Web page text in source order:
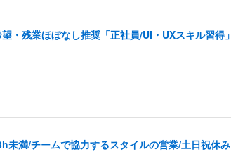
・残業ほぼなし推奨「正社員/UI・UXスキル習得」
未満/チームで協力するスタイルの営業/土日祝休み